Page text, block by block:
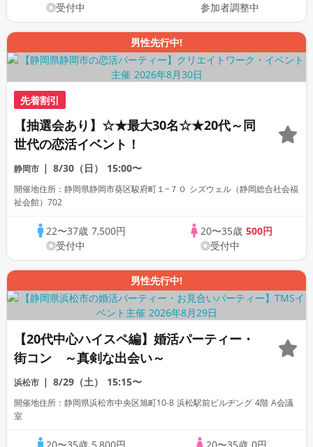
◎受付中
参加者調整中
男性先行中!
先着割引
【抽選会あり】☆★最大30名☆★20代～同
世代の恋活イベント！
静岡市 8/30（日） 15:00〜
開催地住所：静岡県静岡市葵区駿府町１−７０ シズウェル（静岡総合社会福
祉会館）702
22〜37歳 7,500円
◎受付中
20〜35歳 500円
◎受付中
男性先行中!
【20代中心ハイスペ編】婚活パーティー・
街コン ～真剣な出会い～
浜松市 8/29（土） 15:15〜
開催地住所：静岡県浜松市中央区旭町10-8 浜松駅前ビルヂング 4階 A会議
室